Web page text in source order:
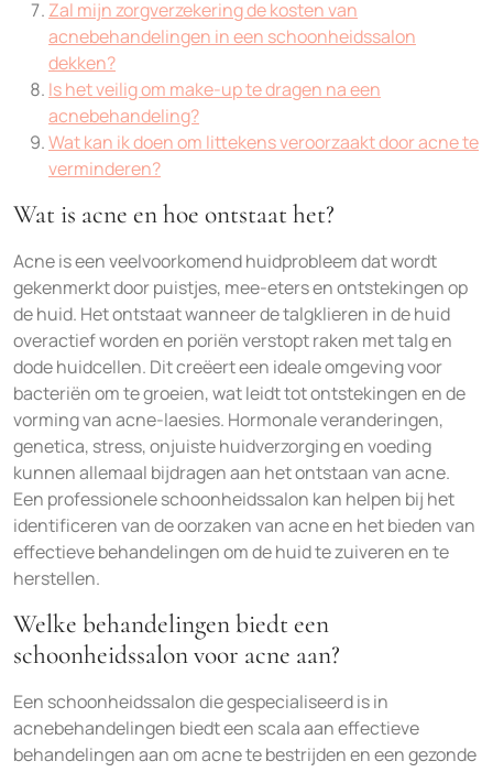
Zal mijn zorgverzekering de kosten van
acnebehandelingen in een schoonheidssalon
dekken?
Is het veilig om make-up te dragen na een
acnebehandeling?
Wat kan ik doen om littekens veroorzaakt door acne te
verminderen?
Wat is acne en hoe ontstaat het?
Acne is een veelvoorkomend huidprobleem dat wordt
gekenmerkt door puistjes, mee-eters en ontstekingen op
de huid. Het ontstaat wanneer de talgklieren in de huid
overactief worden en poriën verstopt raken met talg en
dode huidcellen. Dit creëert een ideale omgeving voor
bacteriën om te groeien, wat leidt tot ontstekingen en de
vorming van acne-laesies. Hormonale veranderingen,
genetica, stress, onjuiste huidverzorging en voeding
kunnen allemaal bijdragen aan het ontstaan van acne.
Een professionele schoonheidssalon kan helpen bij het
identificeren van de oorzaken van acne en het bieden van
effectieve behandelingen om de huid te zuiveren en te
herstellen.
Welke behandelingen biedt een
schoonheidssalon voor acne aan?
Een schoonheidssalon die gespecialiseerd is in
acnebehandelingen biedt een scala aan effectieve
behandelingen aan om acne te bestrijden en een gezonde